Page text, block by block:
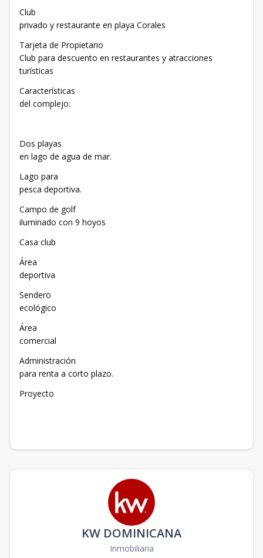
Club
privado y restaurante en playa Corales
Tarjeta de Propietario
Club para descuento en restaurantes y atracciones
turísticas
Características
del complejo:
Dos playas
en lago de agua de mar.
Lago para
pesca deportiva.
Campo de golf
iluminado con 9 hoyos
Casa club
Área
deportiva
Sendero
ecológico
Área
comercial
Administración
para renta a corto plazo.
Proyecto
KW DOMINICANA
Inmobiliaria